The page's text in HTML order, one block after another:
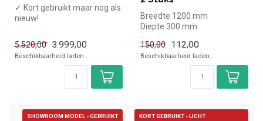
✓ Kort gebruikt maar nog als
nieuw!
5.520,00 3.999,00
Beschikbaarheid laden..
Breedte 1200 mm
Diepte 300 mm
150,00
112,00
Beschikbaarheid laden..
SHOWROOM MODEL - GEBRUIKT
KORT GEBRUIKT - LICHT